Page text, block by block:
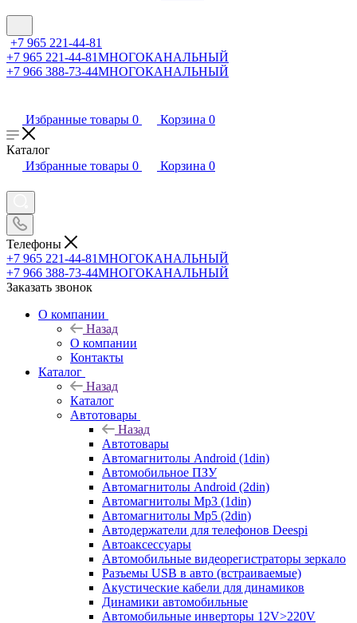
+7 965 221-44-81
+7 965 221-44-81МНОГОКАНАЛЬНЫЙ
+7 966 388-73-44МНОГОКАНАЛЬНЫЙ
Избранные товары 0 Корзина 0
Каталог
Избранные товары 0 Корзина 0
Телефоны
+7 965 221-44-81МНОГОКАНАЛЬНЫЙ
+7 966 388-73-44МНОГОКАНАЛЬНЫЙ
Заказать звонок
О компании
Назад
О компании
Контакты
Каталог
Назад
Каталог
Автотовары
Назад
Автотовары
Автомагнитолы Android (1din)
Автомобильное ПЗУ
Автомагнитолы Android (2din)
Автомагнитолы Mp3 (1din)
Автомагнитолы Mp5 (2din)
Автодержатели для телефонов Deespi
Автоаксессуары
Автомобильные видеорегистраторы зеркало
Разъемы USB в авто (встраиваемые)
Акустические кабели для динамиков
Динамики автомобильные
Автомобильные инверторы 12V>220V